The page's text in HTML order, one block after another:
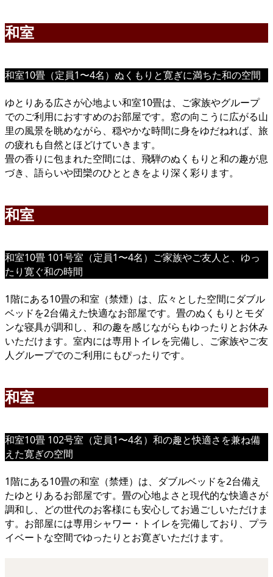
和室
和室10畳（定員1〜4名）ぬくもりと寛ぎに満ちた和の空間
ゆとりある広さが心地よい和室10畳は、ご家族やグループ
でのご利用におすすめのお部屋です。窓の向こうに広がる山
里の風景を眺めながら、穏やかな時間に身をゆだねれば、旅
の疲れも自然とほどけていきます。
畳の香りに包まれた空間には、飛騨のぬくもりと和の趣が息
づき、語らいや団欒のひとときをより深く彩ります。
和室
和室10畳 101号室（定員1〜4名）ご家族やご友人と、ゆっ
たり寛ぐ和の時間
1階にある10畳の和室（禁煙）は、広々とした空間にダブル
ベッドを2台備えた快適なお部屋です。畳のぬくもりとモダ
ンな寝具が調和し、和の趣を感じながらもゆったりとお休み
いただけます。室内には専用トイレを完備し、ご家族やご友
人グループでのご利用にもぴったりです。
和室
和室10畳 102号室（定員1〜4名）和の趣と快適さを兼ね備
えた寛ぎの空間
1階にある10畳の和室（禁煙）は、ダブルベッドを2台備え
たゆとりあるお部屋です。畳の心地よさと現代的な快適さが
調和し、どの世代のお客様にも安心してお過ごしいただけま
す。お部屋には専用シャワー・トイレを完備しており、プラ
イベートな空間でゆったりとお寛ぎいただけます。